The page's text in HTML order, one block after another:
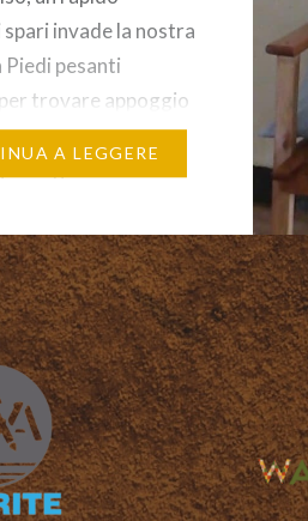
spari invade la nostra
pesanti
trovare appoggio
strade disastrate
di grandine
all’umano
tu, Pioggia,
i cannoni…
A LEGGERE